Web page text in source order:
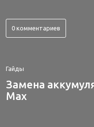
0 комментариев
Гайды
Замена
Max